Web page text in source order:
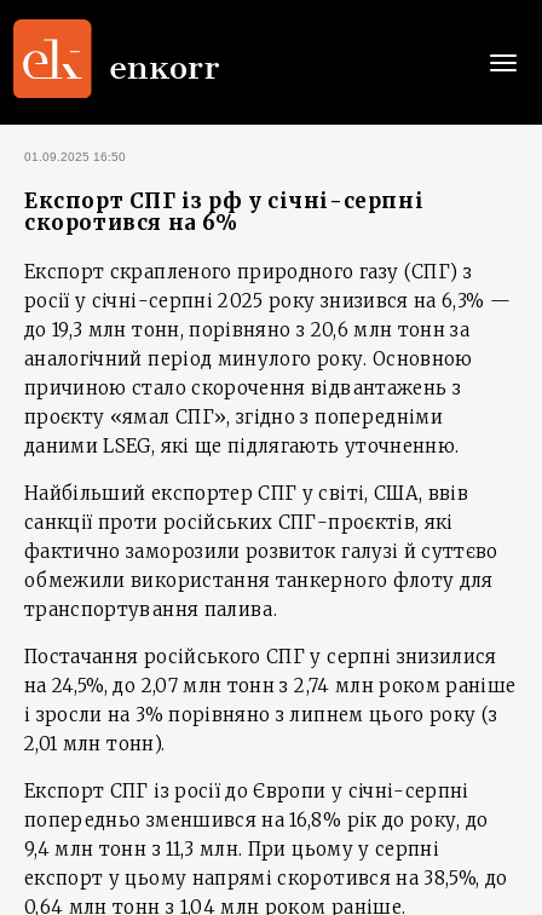
01.09.2025 16:50
Експорт CПГ із рф у січні-серпні
скоротився на 6%
Експорт скрапленого природного газу (СПГ) з
росії у січні-серпні 2025 року знизився на 6,3% —
до 19,3 млн тонн, порівняно з 20,6 млн тонн за
аналогічний період минулого року. Основною
причиною стало скорочення відвантажень з
проєкту «ямал СПГ», згідно з попередніми
даними LSEG, які ще підлягають уточненню.
Найбільший експортер СПГ у світі, США, ввів
санкції проти російських СПГ-проєктів, які
фактично заморозили розвиток галузі й суттєво
обмежили використання танкерного флоту для
транспортування палива.
Постачання російського СПГ у серпні знизилися
на 24,5%, до 2,07 млн тонн з 2,74 млн роком раніше
і зросли на 3% порівняно з липнем цього року (з
2,01 млн тонн).
Експорт СПГ із росії до Європи у січні-серпні
попередньо зменшився на 16,8% рік до року, до
9,4 млн тонн з 11,3 млн. При цьому у серпні
експорт у цьому напрямі скоротився на 38,5%, до
0,64 млн тонн з 1,04 млн роком раніше.